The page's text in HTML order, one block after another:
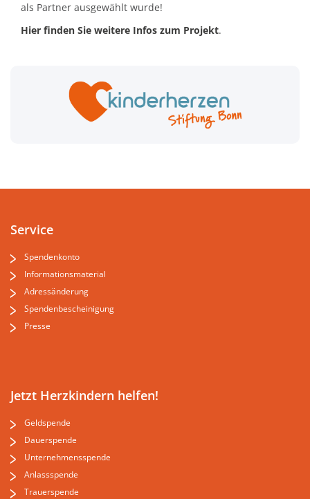
als Partner ausgewählt wurde!
Hier finden Sie weitere Infos zum Projekt.
Service
Spendenkonto
Informationsmaterial
Adressänderung
Spendenbescheinigung
Presse
Jetzt Herzkindern helfen!
Geldspende
Dauerspende
Unternehmensspende
Anlassspende
Trauerspende